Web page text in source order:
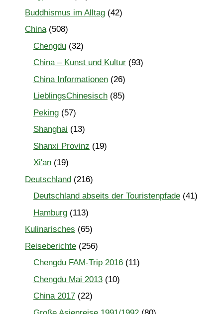
Buddhismus im Alltag (42)
China(508)
Chengdu (32)
China – Kunst und Kultur (93)
China Informationen (26)
LieblingsChinesisch (85)
Peking (57)
Shanghai (13)
Shanxi Provinz (19)
Xi'an (19)
Deutschland (216)
Deutschland abseits der Touristenpfade (41)
Hamburg (113)
Kulinarisches (65)
Reiseberichte (256)
Chengdu FAM-Trip 2016 (11)
Chengdu Mai 2013 (10)
China 2017 (22)